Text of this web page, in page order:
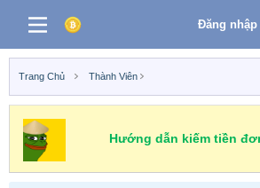
Đăng nhập
Trang Chủ Thành Viên
Hướng dẫn kiếm tiền